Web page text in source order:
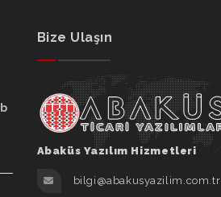
Bize Ulaşın
Abaküs Yazılım Hizmetleri
bilgi@abakusyazilim.com.tr